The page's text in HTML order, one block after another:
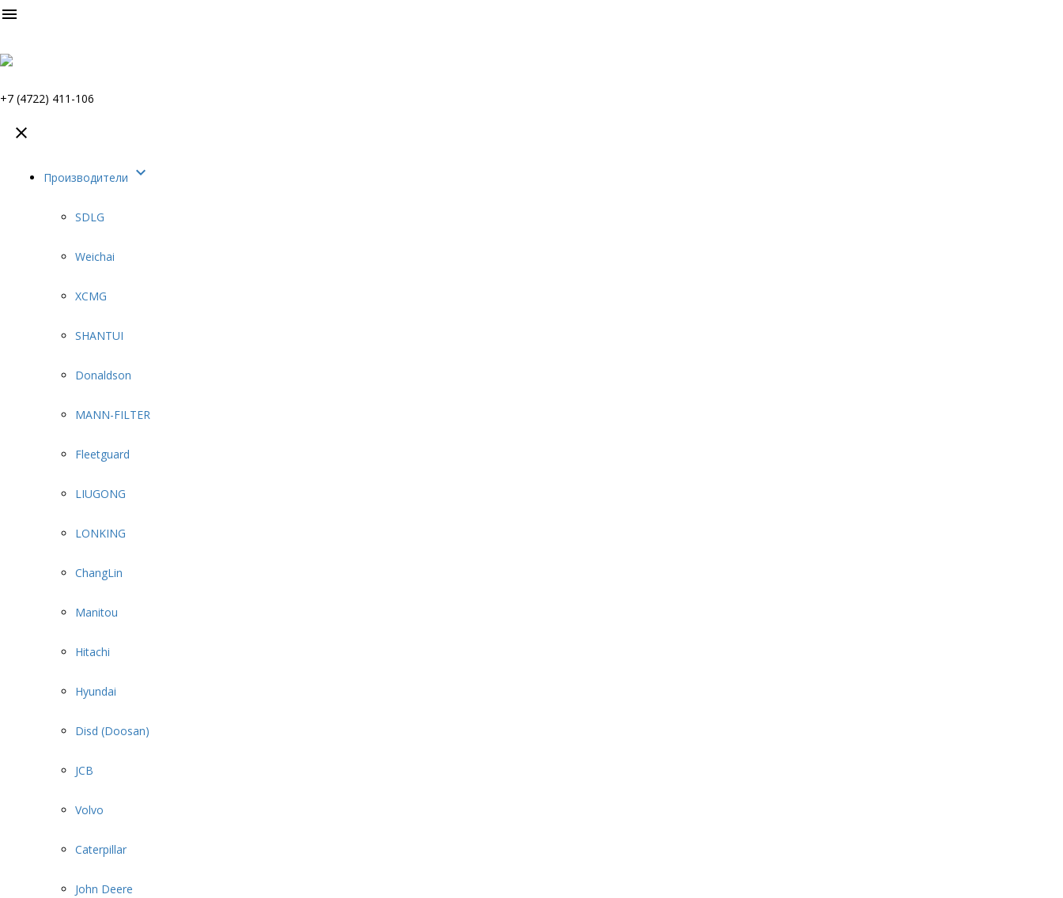

+7 (4722) 411-106

Производители 
SDLG
Weichai
XCMG
SHANTUI
Donaldson
MANN-FILTER
Fleetguard
LIUGONG
LONKING
ChangLin
Manitou
Hitachi
Hyundai
Disd (Doosan)
JCB
Volvo
Caterpillar
John Deere